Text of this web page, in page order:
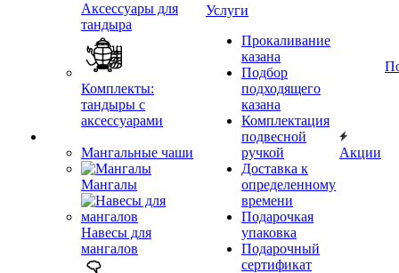
Аксессуары для
тандыра
Комплекты:
тандыры с
аксессуарами
Мангальные чаши
Мангалы
Навесы для
мангалов
Услуги
Прокаливание
казана
Подбор
подходящего
казана
Комплектация
подвесной
ручкой
Доставка к
определенному
времени
Подарочкая
упаковка
Подарочный
сертификат
Акции